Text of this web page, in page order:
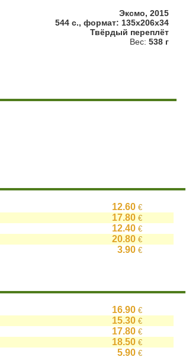
Эксмо, 2015
544 с., формат: 135x206x34
Твёрдый переплёт
Вес: 538 г
12.60€
17.80€
12.40€
20.80€
3.90€
16.90€
15.30€
17.80€
18.50€
5.90€